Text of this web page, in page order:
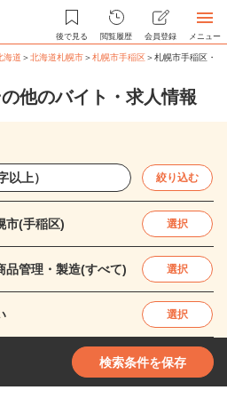
後で見る 閲覧履歴 会員登録 メニュー
海道 ＞北海道札幌市＞札幌市手稲区＞札幌市手稲区・
他のバイト・求人情報
絞り込む
市(手稲区) 選択
品管理・製造(すべて) 選択
選択
検索条件を保存